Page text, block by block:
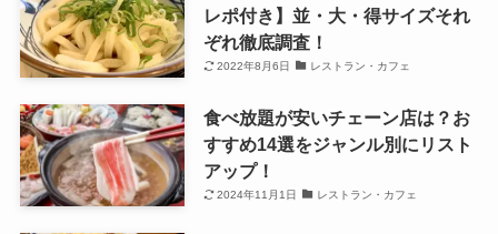
レポ付き】並・大・得サイズそれ
ぞれ徹底調査！
2022年8月6日 レストラン・カフェ
食べ放題が安いチェーン店は？お
すすめ14選をジャンル別にリスト
アップ！
2024年11月1日 レストラン・カフェ